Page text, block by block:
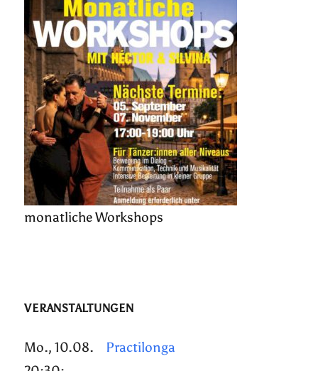
monatliche Workshops
VERANSTALTUNGEN
Mo., 10.08.
Practilonga